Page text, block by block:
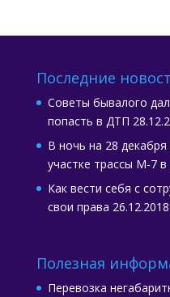
Последние
Советы бывалого
попасть в ДТП
В ночь на 28
участке трассы М-7
Как вести себя с
свои права 26.12.2018
Полезная
Перевозка